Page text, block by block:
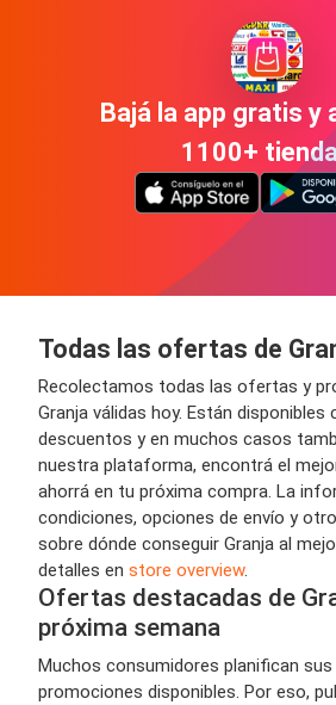
Bajá la app gratis y
1100+
Todas las ofertas de
Recolectamos todas las ofertas y
Granja válidas hoy. Están disponibles
descuentos y en muchos casos
nuestra plataforma, encontrá el
ahorrá en tu próxima compra. La
condiciones, opciones de envío y
sobre dónde conseguir Granja al
detalles en store overview.
Ofertas destacadas de
próxima semana
Muchos consumidores planifican
promociones disponibles. Por eso,